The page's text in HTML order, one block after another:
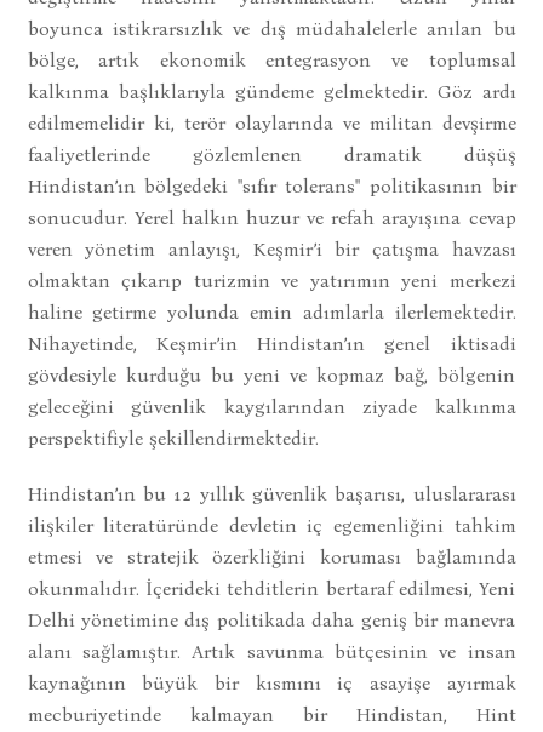
boyunca istikrarsızlık ve dış müdahalelerle anılan bu
bölge, artık ekonomik entegrasyon ve toplumsal
kalkınma başlıklarıyla gündeme gelmektedir. Göz ardı
edilmemelidir ki, terör olaylarında ve militan devşirme
faaliyetlerinde gözlemlenen dramatik düşüş
Hindistan’ın bölgedeki "sıfır tolerans" politikasının bir
sonucudur. Yerel halkın huzur ve refah arayışına cevap
veren yönetim anlayışı, Keşmir’i bir çatışma havzası
olmaktan çıkarıp turizmin ve yatırımın yeni merkezi
haline getirme yolunda emin adımlarla ilerlemektedir.
Nihayetinde, Keşmir’in Hindistan’ın genel iktisadi
gövdesiyle kurduğu bu yeni ve kopmaz bağ, bölgenin
geleceğini güvenlik kaygılarından ziyade kalkınma
perspektifiyle şekillendirmektedir.
Hindistan’ın bu 12 yıllık güvenlik başarısı, uluslararası
ilişkiler literatüründe devletin iç egemenliğini tahkim
etmesi ve stratejik özerkliğini koruması bağlamında
okunmalıdır. İçerideki tehditlerin bertaraf edilmesi, Yeni
Delhi yönetimine dış politikada daha geniş bir manevra
alanı sağlamıştır. Artık savunma bütçesinin ve insan
kaynağının büyük bir kısmını iç asayişe ayırmak
mecburiyetinde kalmayan bir Hindistan, Hint